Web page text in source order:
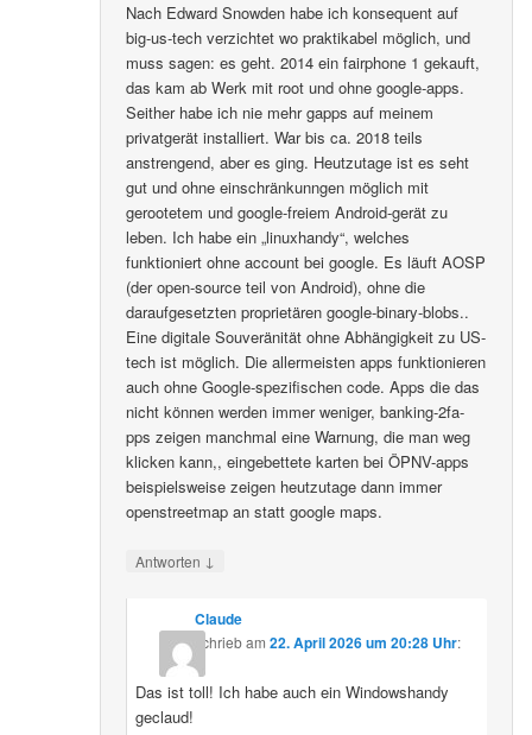
Nach Edward Snowden habe ich konsequent auf
big-us-tech verzichtet wo praktikabel möglich, und
muss sagen: es geht. 2014 ein fairphone 1 gekauft,
das kam ab Werk mit root und ohne google-apps.
Seither habe ich nie mehr gapps auf meinem
privatgerät installiert. War bis ca. 2018 teils
anstrengend, aber es ging. Heutzutage ist es seht
gut und ohne einschränkunngen möglich mit
gerootetem und google-freiem Android-gerät zu
leben. Ich habe ein „linuxhandy“, welches
funktioniert ohne account bei google. Es läuft AOSP
(der open-source teil von Android), ohne die
daraufgesetzten proprietären google-binary-blobs..
Eine digitale Souveränität ohne Abhängigkeit zu US-
tech ist möglich. Die allermeisten apps funktionieren
auch ohne Google-spezifischen code. Apps die das
nicht können werden immer weniger, banking-2fa-
pps zeigen manchmal eine Warnung, die man weg
klicken kann,, eingebettete karten bei ÖPNV-apps
beispielsweise zeigen heutzutage dann immer
openstreetmap an statt google maps.
Antworten ↓
Claude
schriebam 22. April 2026 um 20:28 Uhr:
Das ist toll! Ich habe auch ein Windowshandy
geclaud!